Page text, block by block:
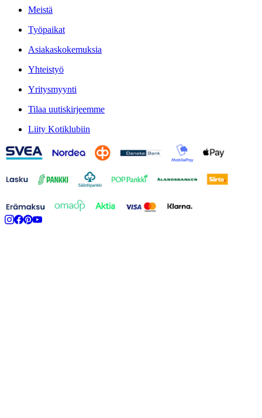
Meistä
Työpaikat
Asiakaskokemuksia
Yhteistyö
Yritysmyynti
Tilaa uutiskirjeemme
Liity Kotiklubiin